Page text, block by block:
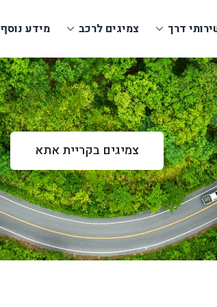
מידע נוסף צמיגים לרכב דרך
צמיגים בקריית אתא